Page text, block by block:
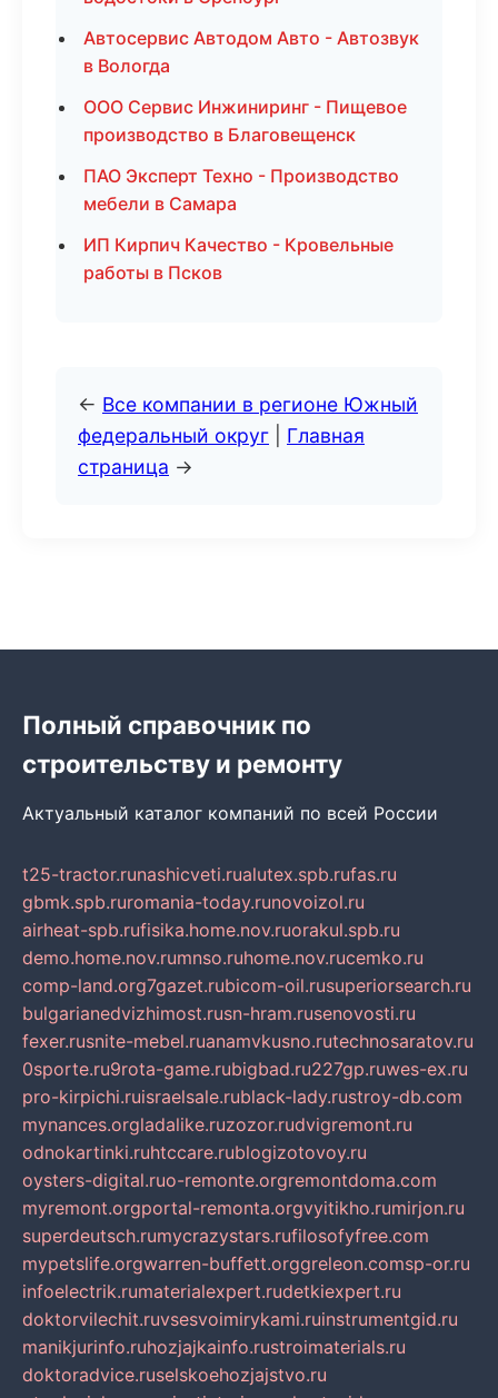
Автосервис Автодом Авто - Автозвук
в Вологда
ООО Сервис Инжиниринг - Пищевое
производство в Благовещенск
ПАО Эксперт Техно - Производство
мебели в Самара
ИП Кирпич Качество - Кровельные
работы в Псков
← Все компании в регионе Южный
федеральный округ
Главная
страница →
Полный справочник по
строительству и ремонту
Актуальный каталог компаний по всей России
t25-tractor.runashicveti.rualutex.spb.rufas.ru
gbmk.spb.ruromania-today.runovoizol.ru
airheat-spb.rufisika.home.nov.ruorakul.spb.ru
demo.home.nov.rumnso.ruhome.nov.rucemko.ru
comp-land.org7gazet.rubicom-oil.rusuperiorsearch.ru
bulgarianedvizhimost.rusn-hram.rusenovosti.ru
fexer.rusnite-mebel.ruanamvkusno.rutechnosaratov.ru
0sporte.ru9rota-game.rubigbad.ru227gp.ruwes-ex.ru
pro-kirpichi.ruisraelsale.rublack-lady.rustroy-db.com
mynances.orgladalike.ruzozor.rudvigremont.ru
odnokartinki.ruhtccare.rublogizotovoy.ru
oysters-digital.ruo-remonte.orgremontdoma.com
myremont.orgportal-remonta.orgvyitikho.rumirjon.ru
superdeutsch.rumycrazystars.rufilosofyfree.com
mypetslife.orgwarren-buffett.orggreleon.comsp-or.ru
infoelectrik.rumaterialexpert.rudetkiexpert.ru
doktorvilechit.ruvsesvoimirykami.ruinstrumentgid.ru
manikjurinfo.ruhozjajkainfo.rustroimaterials.ru
doktoradvice.ruselskoehozjajstvo.ru